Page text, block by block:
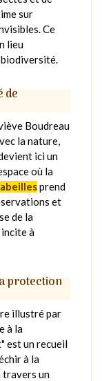
sur
Ce
lieu
biodiversité.
de
Boudreau
la nature,
ici un
où la
abeillesprend
et
de la
à
protection
illustré par
à la
est un recueil
à la
travers un